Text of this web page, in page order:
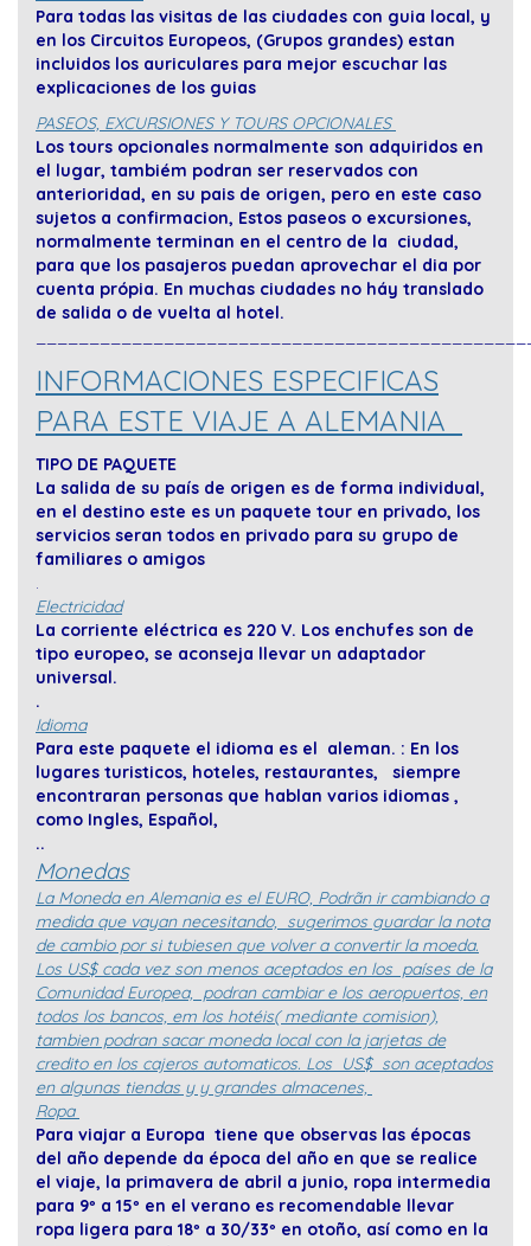
Para todas las visitas de las ciudades con guia local, y
en los Circuitos Europeos, (Grupos grandes) estan
incluidos los auriculares para mejor escuchar las
explicaciones de los guias
PASEOS, EXCURSIONES Y TOURS OPCIONALES
Los tours opcionales normalmente son adquiridos en
el lugar, tambiém podran ser reservados con
anterioridad, en su pais de origen, pero en este caso
sujetos a confirmacion, Estos paseos o excursiones,
normalmente terminan en el centro de la ciudad,
para que los pasajeros puedan aprovechar el dia por
cuenta própia. En muchas ciudades no háy translado
de salida o de vuelta al hotel.
INFORMACIONES ESPECIFICAS
PARA ESTE VIAJE A ALEMANIA
TIPO DE PAQUETE
La salida de su país de origen es de forma individual,
en el destino este es un paquete tour en privado, los
servicios seran todos en privado para su grupo de
familiares o amigos
.
Electricidad
La corriente eléctrica es 220 V. Los enchufes son de
tipo europeo, se aconseja llevar un adaptador
universal.
.
Idioma
Para este paquete el idioma es el aleman. : En los
lugares turisticos, hoteles, restaurantes, siempre
encontraran personas que hablan varios idiomas ,
como Ingles, Español,
..
Monedas
La Moneda en Alemania es el EURO, Podrãn ir cambiando a
medida que vayan necesitando, sugerimos guardar la nota
de cambio por si tubiesen que volver a convertir la moeda.
Los US$ cada vez son menos aceptados en los países de la
Comunidad Europea, podran cambiar e los aeropuertos, en
todos los bancos, em los hotéis( mediante comision),
tambien podran sacar moneda local con la jarjetas de
credito en los cajeros automaticos. Los US$ son aceptados
en algunas tiendas y y grandes almacenes,
Ropa
Para viajar a Europa tiene que observas las épocas
del año depende da época del año en que se realice
el viaje, la primavera de abril a junio, ropa intermedia
para 9º a 15º en el verano es recomendable llevar
ropa ligera para 18º a 30/33º en otoño, así como en la